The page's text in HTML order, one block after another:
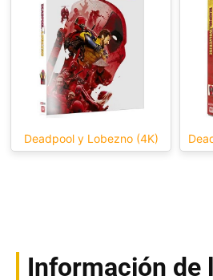
Deadpool y Lobezno (4K)
Información de